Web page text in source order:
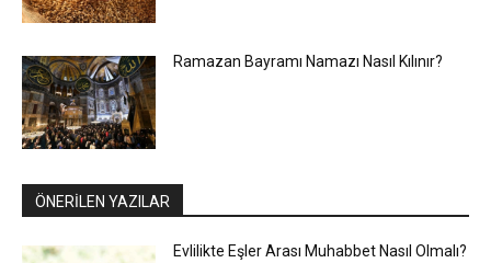
Ramazan Bayramı Namazı Nasıl Kılınır?
ÖNERİLEN YAZILAR
Evlilikte Eşler Arası Muhabbet Nasıl Olmalı?